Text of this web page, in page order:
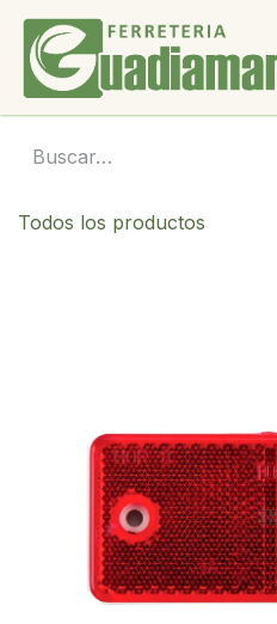
Ir al contenido
Todos los productos